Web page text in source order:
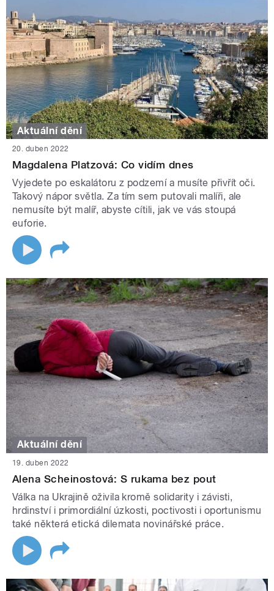
Aktuální dění
20. duben 2022
Magdalena Platzová: Co vidím dnes
Vyjedete po eskalátoru z podzemí a musíte přivřít oči.
Takový nápor světla. Za tím sem putovali malíři, ale
nemusíte být malíř, abyste cítili, jak ve vás stoupá
euforie.
Aktuální dění
19. duben 2022
Alena Scheinostová: S rukama bez pout
Válka na Ukrajině oživila kromě solidarity i závisti,
hrdinství i primordiální úzkosti, poctivosti i oportunismu
také některá etická dilemata novinářské práce.